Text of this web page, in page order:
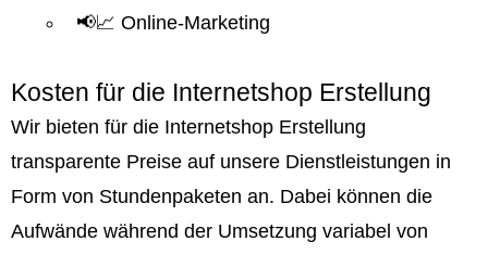
📢📈 Online-Marketing
Kosten für die Internetshop Erstellung
Wir bieten für die Internetshop Erstellung
transparente Preise auf unsere Dienstleistungen in
Form von Stundenpaketen an. Dabei können die
Aufwände während der Umsetzung variabel von